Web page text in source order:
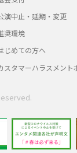
演中止・延期・変更
奨環境
じめての方へ
スタマーハラスメント